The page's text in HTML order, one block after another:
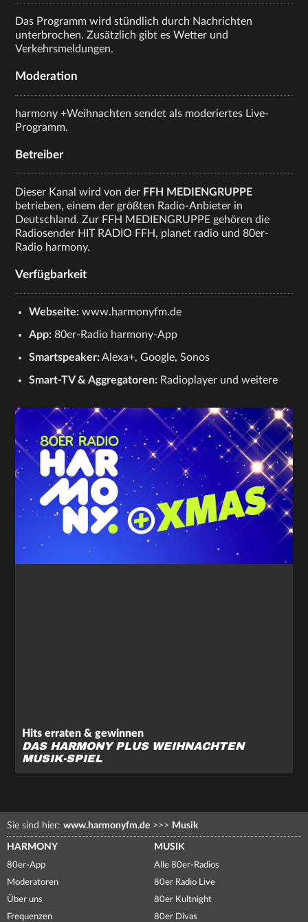
Das Programm wird stündlich durch Nachrichten
unterbrochen. Zusätzlich gibt es Wetter und
Verkehrsmeldungen.
Moderation
harmony +Weihnachten sendet als moderiertes Live-
Programm.
Betreiber
Dieser Kanal wird von der FFH MEDIENGRUPPE
betrieben, einem der größten Radio-Anbieter in
Deutschland. Zur FFH MEDIENGRUPPE gehören die
Radiosender HIT RADIO FFH, planet radio und 80er-
Radio harmony.
Verfügbarkeit
Webseite: www.harmonyfm.de
App: 80er-Radio harmony-App
Smartspeaker:Alexa+, Google, Sonos
Smart-TV & Aggregatoren: Radioplayer und weitere
Hits erraten & gewinnen
DAS HARMONY PLUS WEIHNACHTEN
MUSIK-SPIEL
Sie sind hier: www.harmonyfm.de >>> Musik
HARMONY
80er-App
Moderatoren
Über uns
Frequenzen
MUSIK
Alle 80er-Radios
80er Radio Live
80er Kultnight
80er Divas